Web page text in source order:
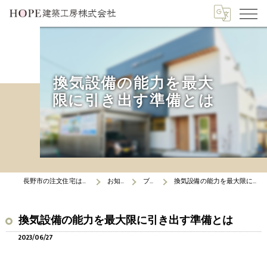
換気設備の能力を最大
限に引き出す準備とは
長野市の注文住宅はHOPE建築工房 お知らせ ブログ 換気設備の能力を最大限に引き出す準備とは
換気設備の能力を最大限に引き出す準備とは
2023/06/27